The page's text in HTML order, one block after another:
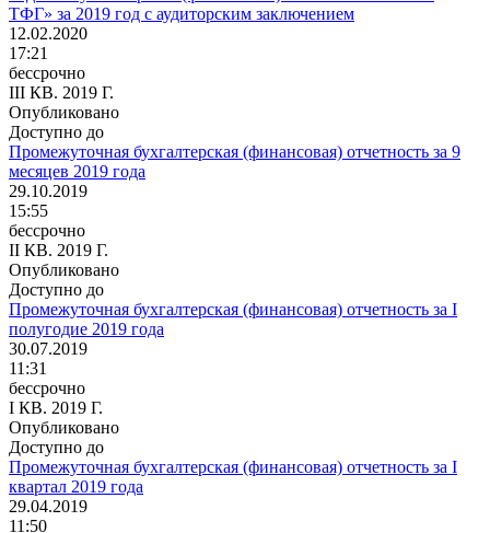
ТФГ» за 2019 год с аудиторским заключением
12.02.2020
17:21
бессрочно
III КВ. 2019 Г.
Опубликовано
Доступно до
Промежуточная бухгалтерская (финансовая) отчетность за 9
месяцев 2019 года
29.10.2019
15:55
бессрочно
II КВ. 2019 Г.
Опубликовано
Доступно до
Промежуточная бухгалтерская (финансовая) отчетность за I
полугодие 2019 года
30.07.2019
11:31
бессрочно
I КВ. 2019 Г.
Опубликовано
Доступно до
Промежуточная бухгалтерская (финансовая) отчетность за I
квартал 2019 года
29.04.2019
11:50